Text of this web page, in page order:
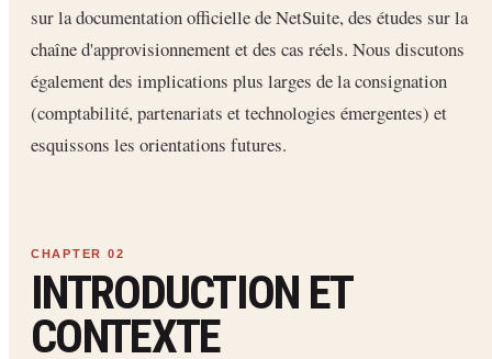
sur la documentation officielle de NetSuite, des études sur la
chaîne d'approvisionnement et des cas réels. Nous discutons
également des implications plus larges de la consignation
(comptabilité, partenariats et technologies émergentes) et
esquissons les orientations futures.
INTRODUCTION ET
CONTEXTE